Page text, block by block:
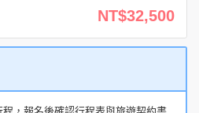
NT$32,500